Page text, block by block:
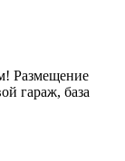
Размещение
гараж, база